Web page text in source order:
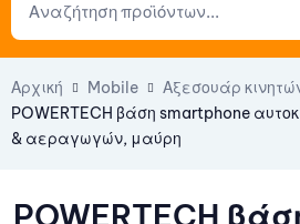
Αρχική Mobile Αξεσουάρ
POWERTECH βάση smartphone
& αεραγωγών, μαύρη
POWERTECH